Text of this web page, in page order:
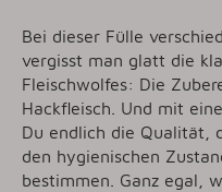
Bei dieser Fülle
vergisst man glatt die
Fleischwolfes: Die
Hackfleisch. Und mit
Du endlich die Qualität,
den hygienischen
bestimmen. Ganz egal,